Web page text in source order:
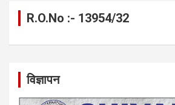
R.O.No :- 13954/32
विज्ञापन